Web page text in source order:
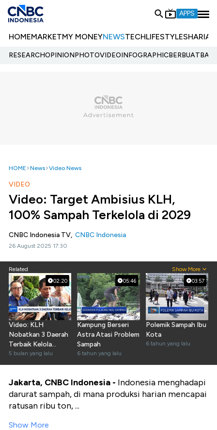
APPS
HOMEMARKETMY MONEYNEWSTECHLIFESTYLESHARIA
RESEARCHOPINIONPHOTOVIDEOINFOGRAPHIC
HOME News Video News
VIDEO
Video: Target Ambisius KLH,
100% Sampah Terkelola di 2029
CNBC Indonesia TV, CNBC Indonesia
26 August 2025 17:30
Related Show More
02:20
Video: KLH
Nobatkan 3 Daerah
Terbaik Kelola
Sampah
5 bulan yang lalu
05:46
Kampung Berseri
Astra Atasi Problem
Sampah
6 tahun yang lalu
03:57
Polemik Sampah Ibu
Kota
6 tahun yang lalu
Jakarta, CNBC Indonesia - Indonesia menghadapi
darurat sampah, di mana produksi harian mencapai
ratusan ribu ton, ...
Show More